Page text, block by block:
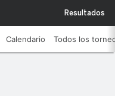
Resultados
Calendario Todos los